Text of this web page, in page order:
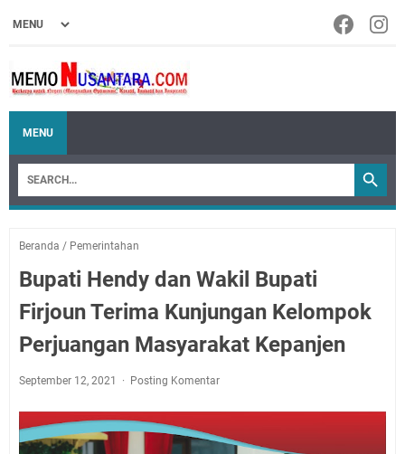
MENU
Beranda / Pemerintahan
Bupati Hendy dan Wakil Bupati
Firjoun Terima Kunjungan Kelompok
Perjuangan Masyarakat Kepanjen
September 12, 2021 Posting Komentar